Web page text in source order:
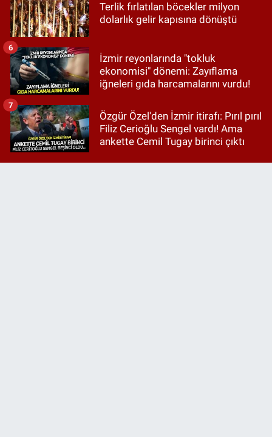
Terlik fırlatılan böcekler milyon
dolarlık gelir kapısına dönüştü
İzmir reyonlarında "tokluk
ekonomisi" dönemi: Zayıflama
iğneleri gıda harcamalarını vurdu!
6
Özgür Özel'den İzmir itirafı: Pırıl pırıl
Filiz Cerioğlu Sengel vardı! Ama
ankette Cemil Tugay birinci çıktı
7